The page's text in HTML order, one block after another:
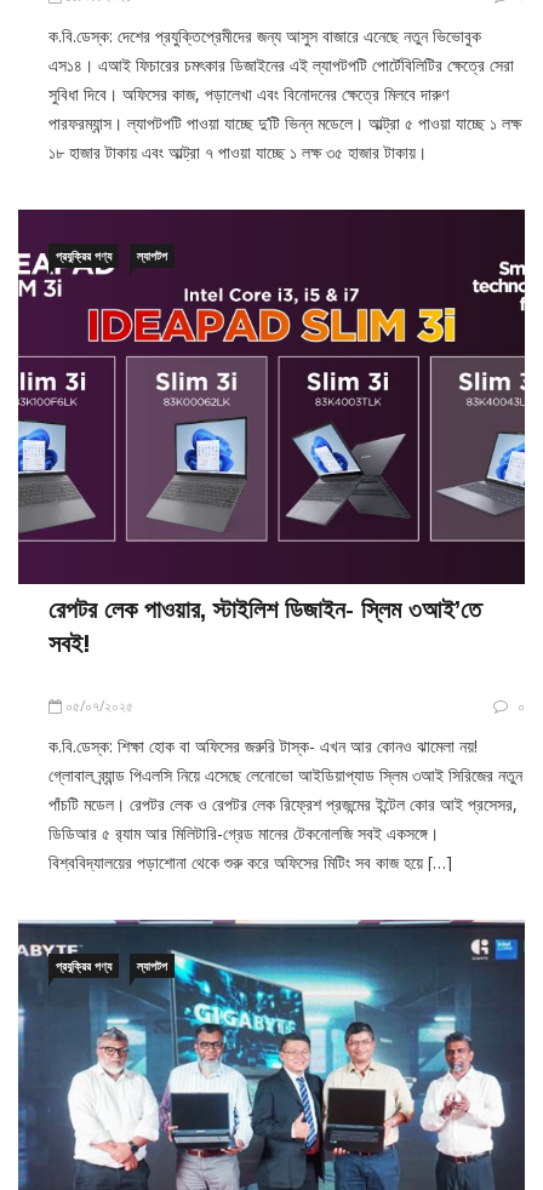
ক.বি.ডেস্ক: দেশের প্রযুক্তিপ্রেমীদের জন্য আসুস বাজারে এনেছে নতুন ভিভোবুক
এস১৪। এআই ফিচারের চমৎকার ডিজাইনের এই ল্যাপটপটি পোর্টেবিলিটির ক্ষেত্রে সেরা
সুবিধা দিবে। অফিসের কাজ, পড়ালেখা এবং বিনোদনের ক্ষেত্রে মিলবে দারুণ
পারফরম্যান্স। ল্যাপটপটি পাওয়া যাচ্ছে দু’টি ভিন্ন মডেলে। আল্ট্রা ৫ পাওয়া যাচ্ছে ১ লক্ষ
১৮ হাজার টাকায় এবং আল্ট্রা ৭ পাওয়া যাচ্ছে ১ লক্ষ ৩৫ হাজার টাকায়।
প্রযুক্রির পণ্য ল্যাপটপ
রেপটর লেক পাওয়ার, স্টাইলিশ ডিজাইন- স্লিম ৩আই’তে
সবই!
০৫/০৭/২০২৫ ০
ক.বি.ডেস্ক: শিক্ষা হোক বা অফিসের জরুরি টাস্ক- এখন আর কোনও ঝামেলা নয়!
গ্লোবাল ব্র্যান্ড পিএলসি নিয়ে এসেছে লেনোভো আইডিয়াপ্যাড স্লিম ৩আই সিরিজের নতুন
পাঁচটি মডেল। রেপটর লেক ও রেপটর লেক রিফ্রেশ প্রজন্মের ইন্টেল কোর আই প্রসেসর,
ডিডিআর ৫ র‍্যাম আর মিলিটারি-গ্রেড মানের টেকনোলজি সবই একসঙ্গে।
বিশ্ববিদ্যালয়ের পড়াশোনা থেকে শুরু করে অফিসের মিটিং সব কাজ হয়ে […]
প্রযুক্রির পণ্য ল্যাপটপ